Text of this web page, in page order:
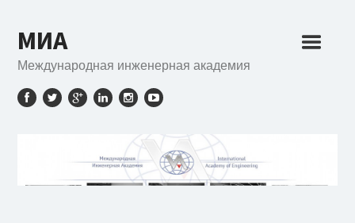
МИА
Международная инженерная академия